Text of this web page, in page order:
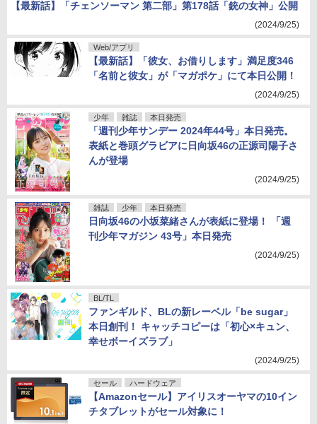
【最新話】「チェンソーマン 第二部」第178話「銃の女神」公開
(2024/9/25)
Web/アプリ
【最新話】「彼女、お借りします」満足度346
「名前と彼女」が「マガポケ」にて本日公開！
(2024/9/25)
少年 雑誌 本日発売
「週刊少年サンデー 2024年44号」本日発売。
表紙と巻頭グラビアに日向坂46の正源司陽子さ
んが登場
(2024/9/25)
雑誌 少年 本日発売
日向坂46の小坂菜緒さんが表紙に登場！ 「週
刊少年マガジン 43号」本日発売
(2024/9/25)
BL/TL
ファンギルド、BLの新レーベル「be sugar」
本日創刊！ キャッチコピーは「初心×キュン、
幸せボーイズラブ」
(2024/9/25)
セール ハードウェア
【Amazonセール】アイリスオーヤマの10イン
チタブレットがセール対象に！